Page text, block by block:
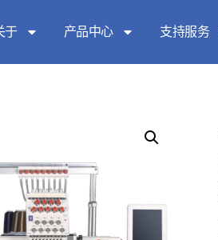
于 产品中心 支持服务